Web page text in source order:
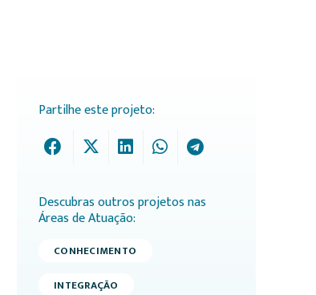
Partilhe este projeto:
Descubras outros projetos nas
Áreas de Atuação:
CONHECIMENTO
INTEGRAÇÃO